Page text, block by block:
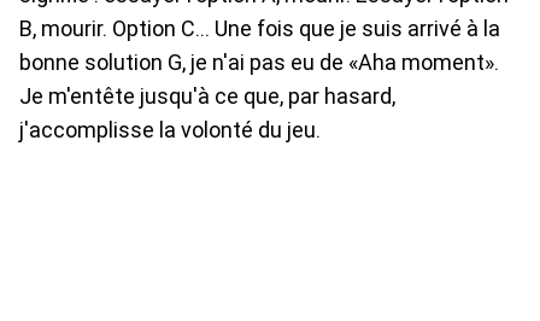
B, mourir. Option C... Une fois que je suis arrivé à la
bonne solution G, je n'ai pas eu de «Aha moment».
Je m'entête jusqu'à ce que, par hasard,
j'accomplisse la volonté du jeu.